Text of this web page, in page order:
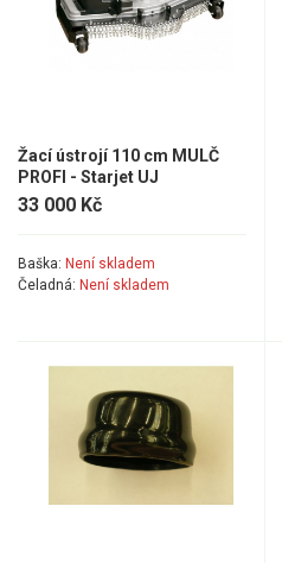
Žací ústrojí 110 cm MULČ
PROFI - Starjet UJ
33 000 Kč
Baška: Není skladem
Čeladná: Není skladem